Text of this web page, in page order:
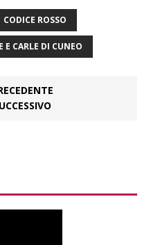
CODICE ROSSO
E CARLE DI CUNEO